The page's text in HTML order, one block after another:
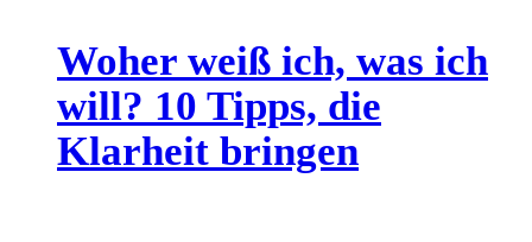
Woher weiß ich, was ich
will? 10 Tipps, die
Klarheit bringen